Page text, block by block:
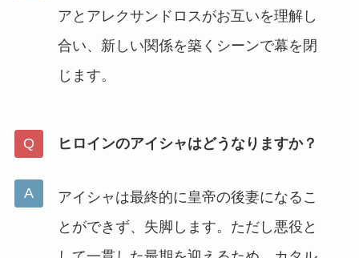
アとアレクサンドロスがお互いを理解し
合い、新しい関係を築くシーンで幕を閉
じます。
ヒロインのアイシャはどうなりますか？
アイシャは最終的に皇帝の後妻になるこ
とができず、失脚します。ただし悪役と